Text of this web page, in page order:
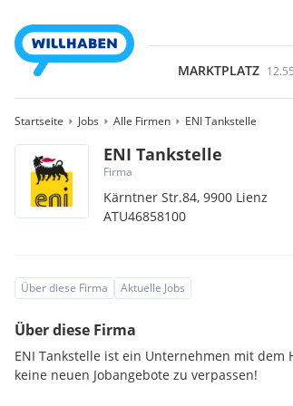
MARKTPLATZ
Startseite Jobs Alle Firmen ENI Tankstelle
ENI Tankstelle
Firma
Kärntner Str.84,9900 Lienz
ATU46858100
Über diese Firma Aktuelle Jobs
Über diese Firma
ENI Tankstelle ist ein Unternehmen mit dem
keine neuen Jobangebote zu verpassen!